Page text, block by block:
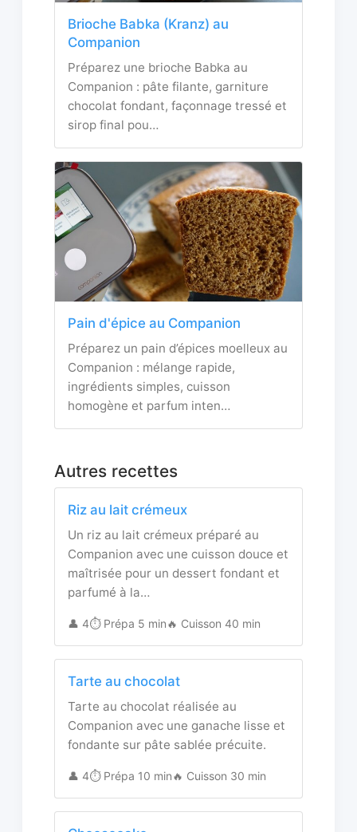
Brioche Babka (Kranz) au
Companion
Préparez une brioche Babka au
Companion : pâte filante, garniture
chocolat fondant, façonnage tressé et
sirop final pou…
Pain d'épice au Companion
Préparez un pain d’épices moelleux au
Companion : mélange rapide,
ingrédients simples, cuisson
homogène et parfum inten…
Autres recettes
Riz au lait crémeux
Un riz au lait crémeux préparé au
Companion avec une cuisson douce et
maîtrisée pour un dessert fondant et
parfumé à la…
👤 4⏱️ Prépa 5 min🔥 Cuisson 40 min
Tarte au chocolat
Tarte au chocolat réalisée au
Companion avec une ganache lisse et
fondante sur pâte sablée précuite.
👤 4⏱️ Prépa 10 min🔥 Cuisson 30 min